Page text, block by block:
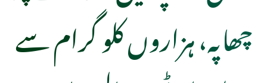
چھاپہ، ہزاروں کلو گرام سے